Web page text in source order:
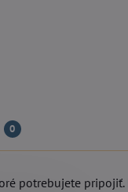
0
potrebujete pripojiť.